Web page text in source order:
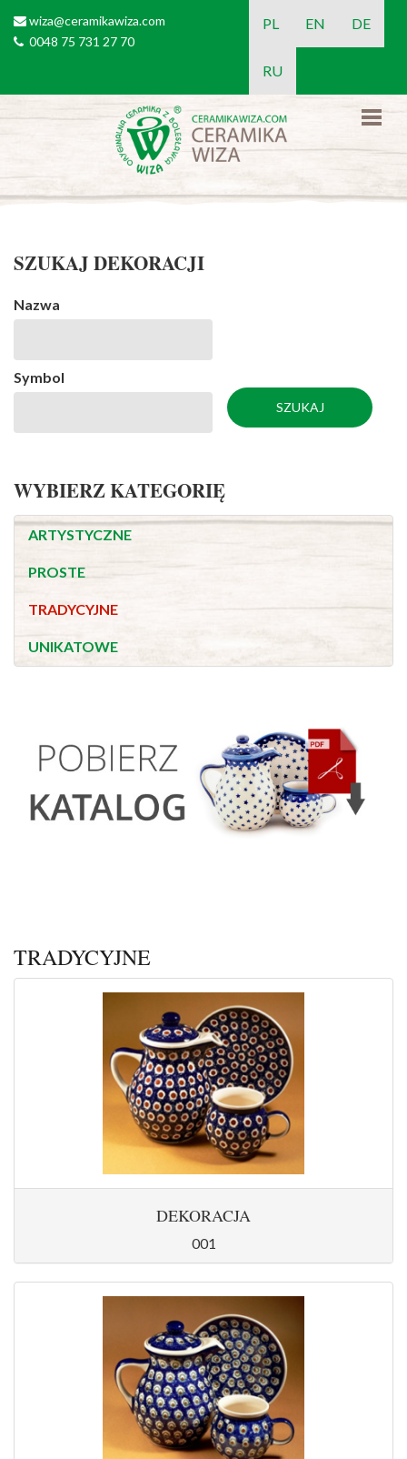
email
wiza@ceramikawiza.com
tel0048 75 731 27 70
PL EN DE
RU
SZUKAJ DEKORACJI
Nazwa
Symbol
WYBIERZ KATEGORIĘ
ARTYSTYCZNE
PROSTE
TRADYCYJNE
UNIKATOWE
TRADYCYJNE
DEKORACJA
001